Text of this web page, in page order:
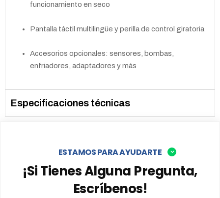
funcionamiento en seco
Pantalla táctil multilingüe y perilla de control giratoria
Accesorios opcionales: sensores, bombas,
enfriadores, adaptadores y más
Especificaciones técnicas
ESTAMOS PARA AYUDARTE
¡Si Tienes Alguna Pregunta,
Escríbenos!